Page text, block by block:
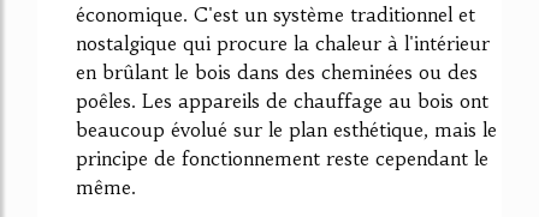
économique. C'est un système traditionnel et
nostalgique qui procure la chaleur à l'intérieur
en brûlant le bois dans des cheminées ou des
poêles. Les appareils de chauffage au bois ont
beaucoup évolué sur le plan esthétique, mais le
principe de fonctionnement reste cependant le
même.